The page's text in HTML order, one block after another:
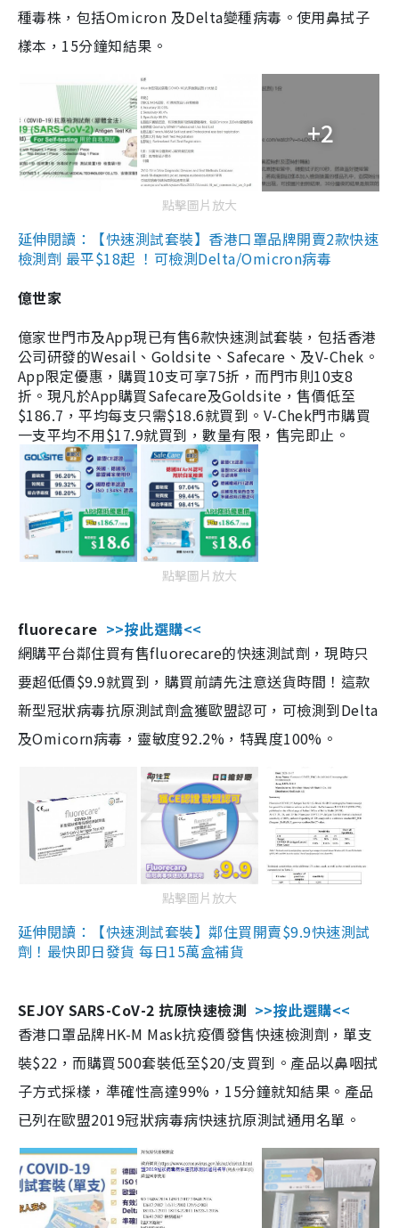
種毒株，包括Omicron 及Delta變種病毒。使用鼻拭子
樣本，15分鐘知結果。
+2
點擊圖片放大
延伸閱讀：【快速測試套裝】香港口罩品牌開賣2款快速
檢測劑 最平$18起 ！可檢測Delta/Omicron病毒
億世家
億家世門市及App現已有售6款快速測試套裝，包括香港
公司研發的Wesail、Goldsite、Safecare、及V-Chek。
App限定優惠，購買10支可享75折，而門市則10支8
折。現凡於App購買Safecare及Goldsite，售價低至
$186.7，平均每支只需$18.6就買到。V-Chek門市購買
一支平均不用$17.9就買到，數量有限，售完即止。
點擊圖片放大
fluorecare >>按此選購<<
網購平台鄰住買有售fluorecare的快速測試劑，現時只
要超低價$9.9就買到，購買前請先注意送貨時間！這款
新型冠狀病毒抗原測試劑盒獲歐盟認可，可檢測到Delta
及Omicorn病毒，靈敏度92.2%，特異度100%。
點擊圖片放大
延伸閱讀：【快速測試套裝】鄰住買開賣$9.9快速測試
劑！最快即日發貨 每日15萬盒補貨
SEJOY SARS-CoV-2 抗原快速檢測 >>按此選購<<
香港口罩品牌HK-M Mask抗疫價發售快速檢測劑，單支
裝$22，而購買500套裝低至$20/支買到。產品以鼻咽拭
子方式採樣，準確性高達99%，15分鐘就知結果。產品
已列在歐盟2019冠狀病毒病快速抗原測試通用名單。